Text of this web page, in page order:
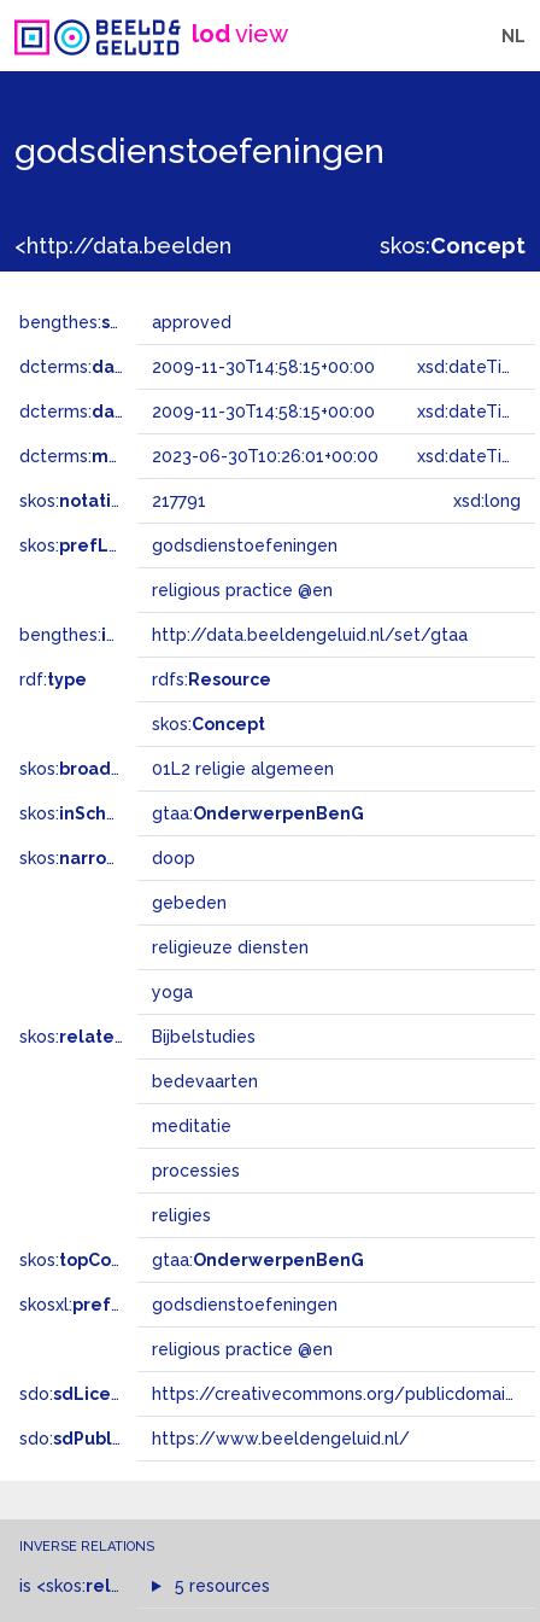
lodview NL
godsdienstoefeningen
skos:Concept
bengthes:status approved
dcterms:dateAccepted 2009-11-30T14:58:15+00:00 xsd:dateTime
dcterms:dateSubmitted 2009-11-30T14:58:15+00:00 xsd:dateTime
dcterms:modified 2023-06-30T10:26:01+00:00 xsd:dateTime
skos:notation 217791 xsd:long
skos:prefLabel godsdienstoefeningen
religious practice @en
bengthes:inSet http://data.beeldengeluid.nl/set/gtaa
rdf:type rdfs: Resource
skos:Concept
skos: broadMatch 01L2 religie algemeen
skos:inScheme gtaa:OnderwerpenBenG
skos:narrower doop
gebeden
religieuze diensten
yoga
skos:related Bijbelstudies
bedevaarten
meditatie
processies
religies
skos:topConceptOf gtaa:OnderwerpenBenG
skosxl:prefLabel godsdienstoefeningen
religious practice @en
sdo:sdLicense https://creativecommons.org/publicdomain/zero/1.0/
sdo:sdPublisher https://www.beeldengeluid.nl/
INVERSE RELATIONS
is <skos:related > of
5 resources